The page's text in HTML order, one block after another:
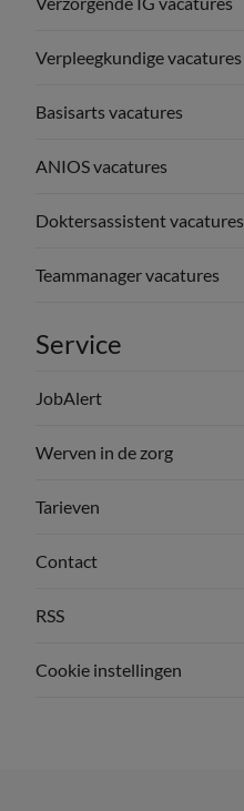
Verpleegkundige vacatures
Basisarts vacatures
ANIOS vacatures
Doktersassistent vacatures
Teammanager vacatures
Service
JobAlert
Werven in de zorg
Tarieven
Contact
RSS
Cookie instellingen